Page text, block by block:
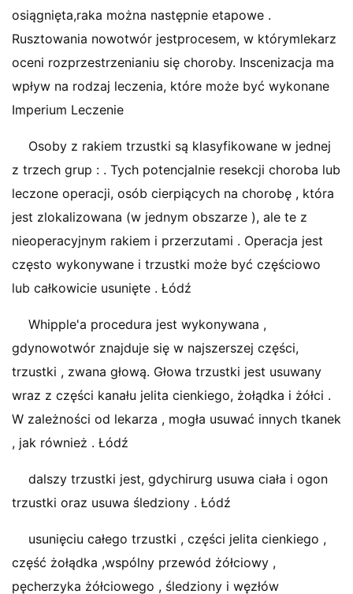
osiągnięta,raka można następnie etapowe .
Rusztowania nowotwór jestprocesem, w którymlekarz
oceni rozprzestrzenianiu się choroby. Inscenizacja ma
wpływ na rodzaj leczenia, które może być wykonane
Imperium Leczenie
Osoby z rakiem trzustki są klasyfikowane w jednej
z trzech grup : . Tych potencjalnie resekcji choroba lub
leczone operacji, osób cierpiących na chorobę , która
jest zlokalizowana (w jednym obszarze ), ale te z
nieoperacyjnym rakiem i przerzutami . Operacja jest
często wykonywane i trzustki może być częściowo
lub całkowicie usunięte . Łódź
Whipple'a procedura jest wykonywana ,
gdynowotwór znajduje się w najszerszej części,
trzustki , zwana głową. Głowa trzustki jest usuwany
wraz z części kanału jelita cienkiego, żołądka i żółci .
W zależności od lekarza , mogła usuwać innych tkanek
, jak również . Łódź
dalszy trzustki jest, gdychirurg usuwa ciała i ogon
trzustki oraz usuwa śledziony . Łódź
usunięciu całego trzustki , części jelita cienkiego ,
część żołądka ,wspólny przewód żółciowy ,
pęcherzyka żółciowego , śledziony i węzłów